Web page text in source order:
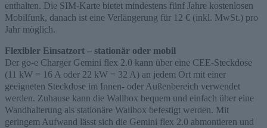
enthalten. Die SIM-Karte bietet mindestens fünf Jahre kostenlosen
Mobilfunk, danach ist eine Verlängerung für 12 € (inkl. MwSt.) pro
Jahr möglich.
Flexibler Einsatzort – stationär oder mobil
Der go-e Charger Gemini flex 2.0 kann über eine CEE-Steckdose
(11 kW = 16 A oder 22 kW = 32 A) an jedem Ort mit einer
geeigneten Steckdose im Innen- oder Außenbereich verwendet
werden. Zuhause kann die Wallbox bequem und einfach über eine
Wandhalterung als stationäre Wallbox befestigt werden. Mit
geringem Aufwand lässt sich die Gemini flex 2.0 abmontieren und